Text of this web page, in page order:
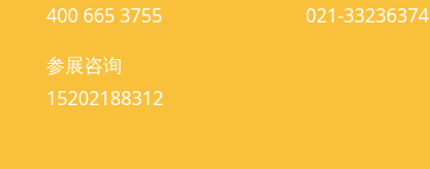
400 665 3755
021-33236374
参展咨询
15202188312